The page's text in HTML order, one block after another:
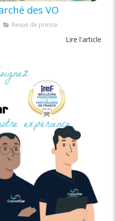
des VO
Revue de presse
Lire l'article